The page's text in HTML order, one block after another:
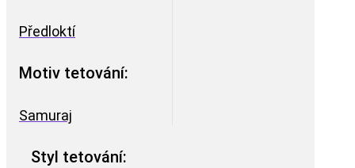
Předloktí
Motiv tetování:
Samuraj
Styl tetování: